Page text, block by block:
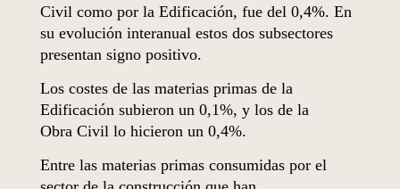
Civil como por la Edificación, fue del 0,4%. En
su evolución interanual estos dos subsectores
presentan signo positivo.
Los costes de las materias primas de la
Edificación subieron un 0,1%, y los de la
Obra Civil lo hicieron un 0,4%.
Entre las materias primas consumidas por el